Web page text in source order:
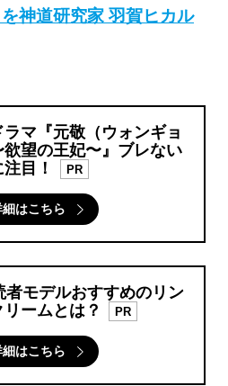
神道研究家 羽賀ヒカル
ラマ『元敬（ウォンギョ
欲望の王妃〜』ブレない
目！
PR
細はこちら
者モデルおすすめのリン
リームとは？
PR
細はこちら